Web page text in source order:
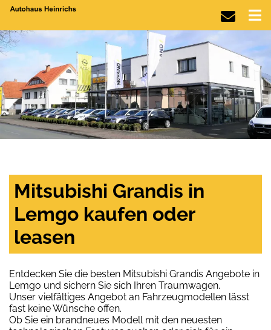
Mitsubishi Grandis in
Lemgo kaufen oder
leasen
Entdecken Sie die besten Mitsubishi Grandis Angebote in
Lemgo und sichern Sie sich Ihren Traumwagen.
Unser vielfältiges Angebot an Fahrzeugmodellen lässt
fast keine Wünsche offen.
Ob Sie ein brandneues Modell mit den neuesten